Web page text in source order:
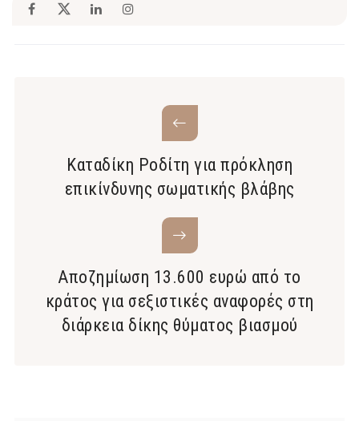
Καταδίκη Ροδίτη για πρόκληση
επικίνδυνης σωματικής βλάβης
Αποζημίωση 13.600 ευρώ από το
κράτος για σεξιστικές αναφορές στη
διάρκεια δίκης θύματος βιασμού